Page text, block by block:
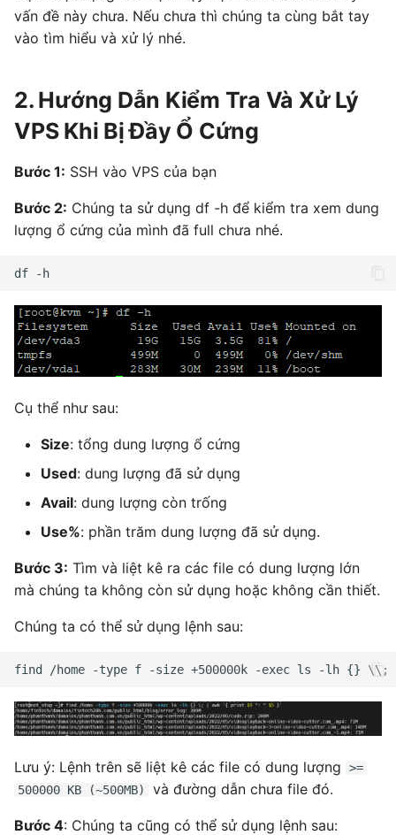
h
vấn đề này chưa. Nếu chưa thì chúng ta cùng bắt tay
vào tìm hiểu và xử lý nhé.
2. Hướng Dẫn Kiểm Tra Và Xử Lý
VPS Khi Bị Đầy Ổ Cứng
Bước 1: SSH vào VPS của bạn
Bước 2: Chúng ta sử dụng df -h để kiểm tra xem dung
lượng ổ cứng của mình đã full chưa nhé.
Cụ thể như sau:
Size: tổng dung lượng ổ cứng
Used: dung lượng đã sử dụng
Avail: dung lượng còn trống
Use%: phần trăm dung lượng đã sử dụng.
Bước 3: Tìm và liệt kê ra các file có dung lượng lớn
mà chúng ta không còn sử dụng hoặc không cần thiết.
Chúng ta có thể sử dụng lệnh sau:
Lưu ý: Lệnh trên sẽ liệt kê các file có dung lượng
>=
500000 KB (~500MB)
và đường dẫn chưa file đó.
Bước 4: Chúng ta cũng có thể sử dụng lệnh sau: